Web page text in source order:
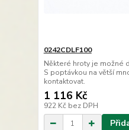
0242CDLF100
Některé hroty je možné
S poptávkou na větší
kontaktovat.
1 116 Kč
922 Kč bez DPH